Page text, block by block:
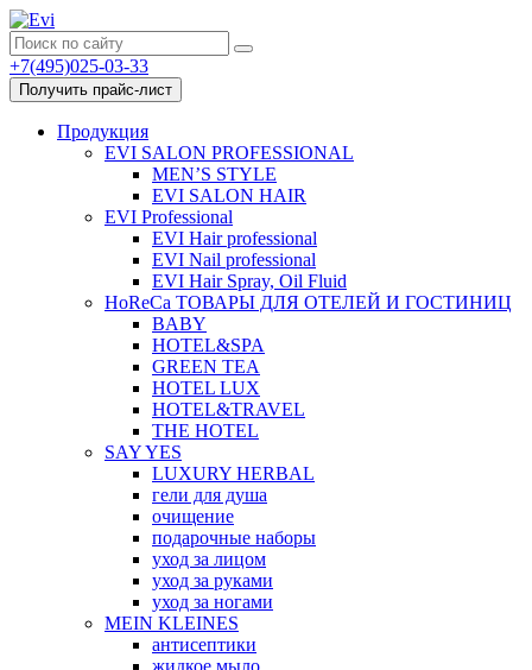
+7(495)025-03-33
Получить прайс-лист
Продукция
EVI SALON PROFESSIONAL
MEN’S STYLE
EVI SALON HAIR
EVI Professional
EVI Hair professional
EVI Nail professional
EVI Hair Spray, Oil Fluid
HoReCa ТОВАРЫ ДЛЯ ОТЕЛЕЙ И ГОСТИНИЦ
BABY
HOTEL&SPA
GREEN TEA
HOTEL LUX
HOTEL&TRAVEL
THE HOTEL
SAY YES
LUXURY HERBAL
гели для душа
очищение
подарочные наборы
уход за лицом
уход за руками
уход за ногами
MEIN KLEINES
антисептики
жидкое мыло